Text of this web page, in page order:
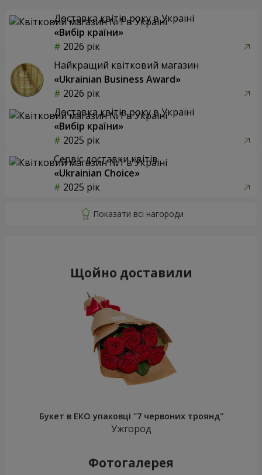
Доставка квітів року в Україні
«Вибір країни»
2026 рік
Найкращий квітковий магазин
«Ukrainian Business Award»
2026 рік
Доставка квітів року в Україні
«Вибір країни»
2025 рік
Сервіс доставки квітів
«Ukrainian Choice»
2025 рік
Щойно доставили
Букет в ЕКО упаковці "7 червоних троянд"
Ужгород
Фотогалерея